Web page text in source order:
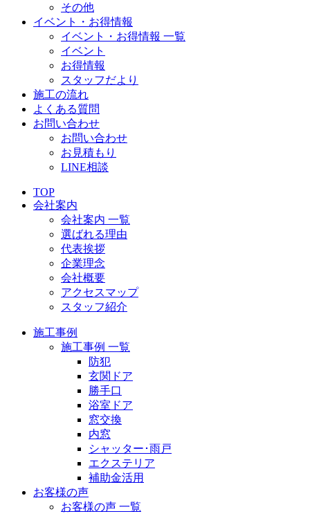
その他
イベント・お得情報
イベント・お得情報 一覧
イベント
お得情報
スタッフだより
施工の流れ
よくある質問
お問い合わせ
お問い合わせ
お見積もり
LINE相談
TOP
会社案内
会社案内 一覧
選ばれる理由
代表挨拶
企業理念
会社概要
アクセスマップ
スタッフ紹介
施工事例
施工事例 一覧
防犯
玄関ドア
勝手口
浴室ドア
窓交換
内窓
シャッター･雨戸
エクステリア
補助金活用
お客様の声
お客様の声 一覧